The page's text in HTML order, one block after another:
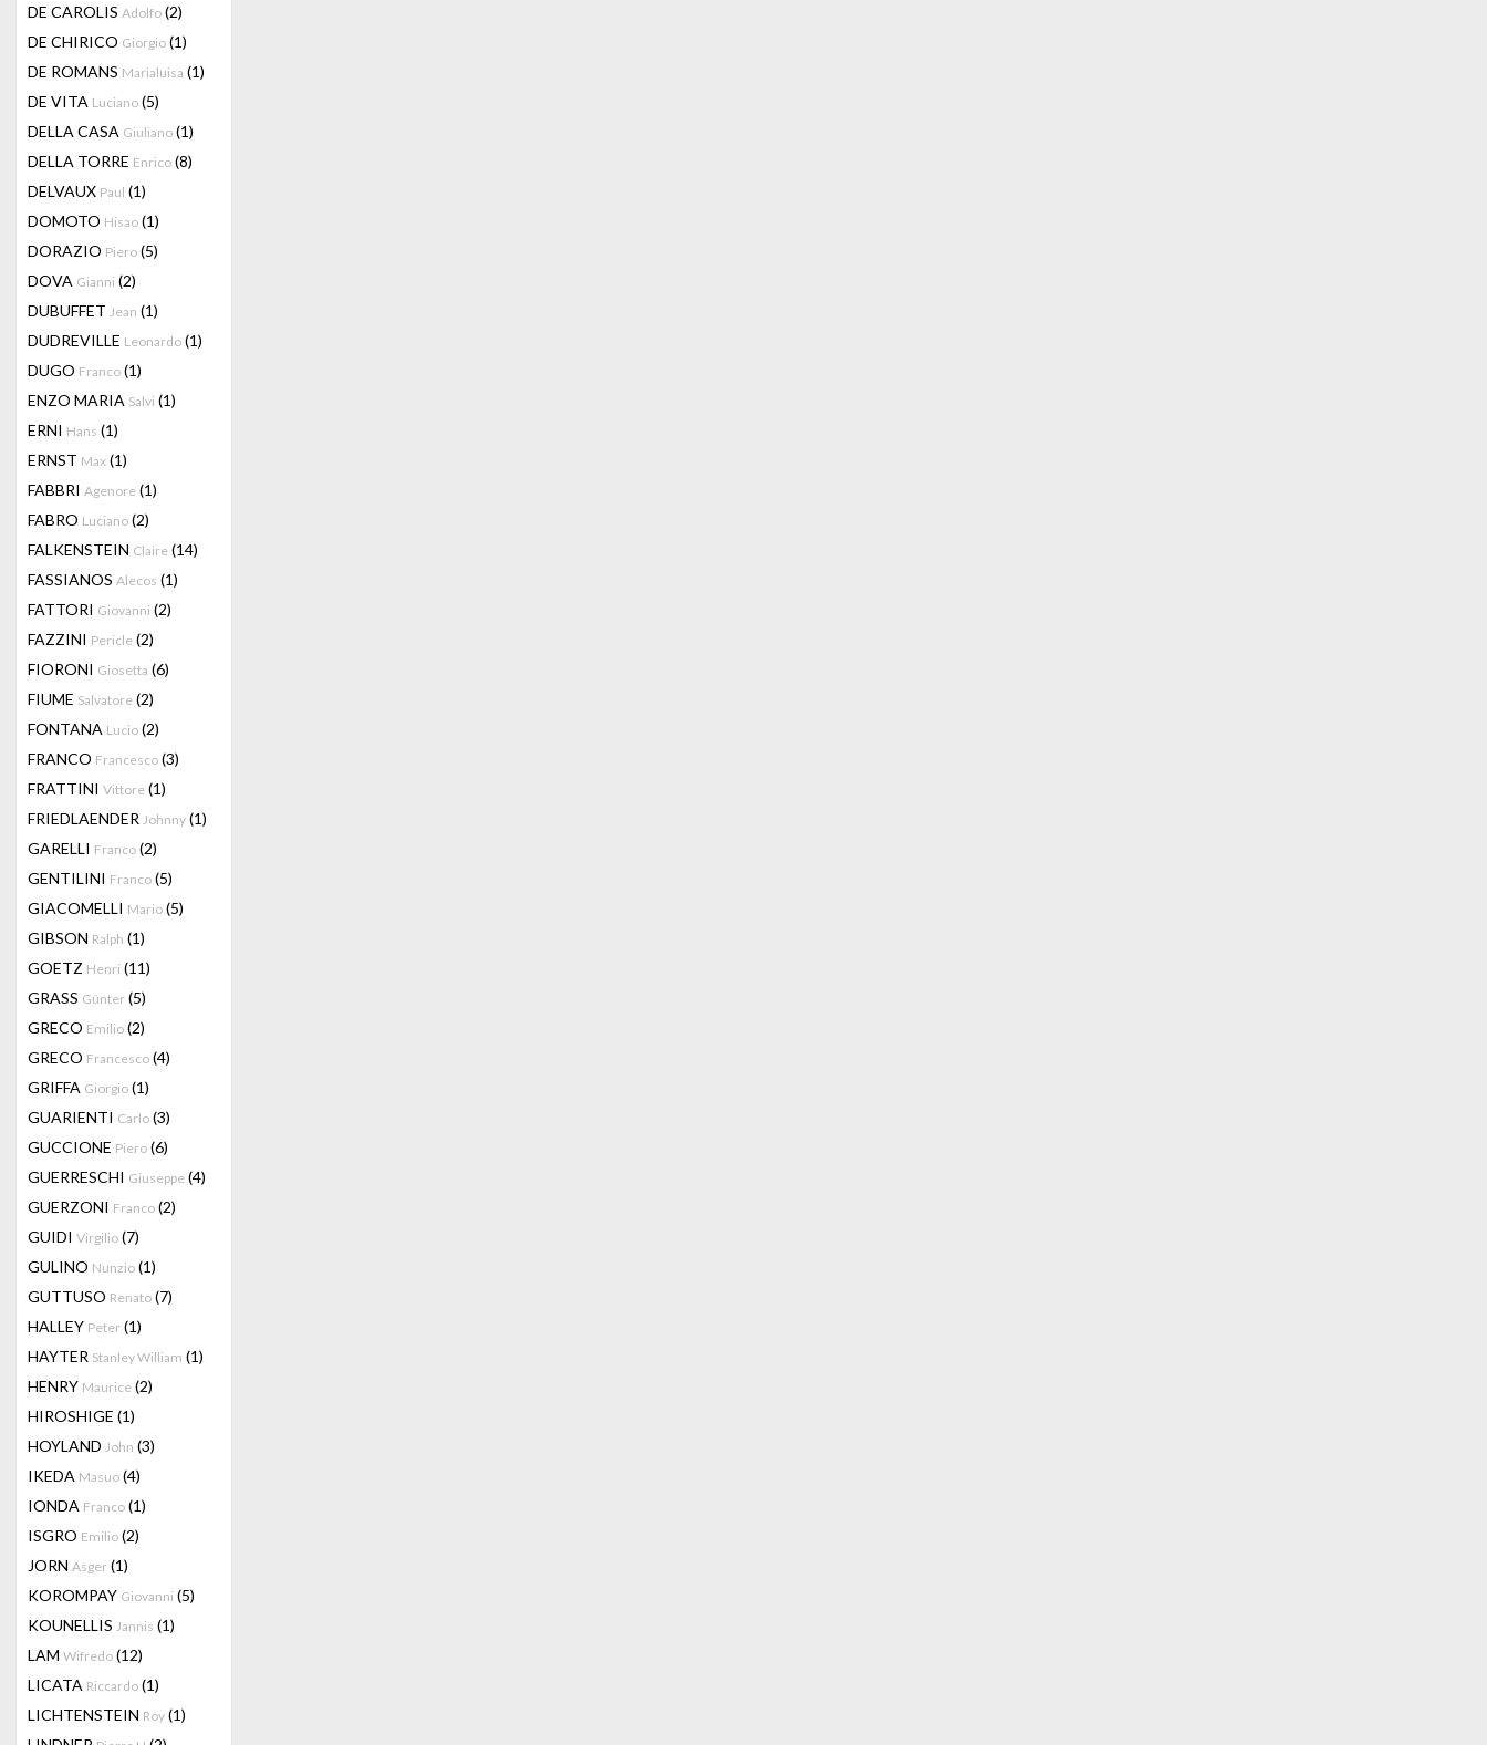
DE CAROLIS Adolfo (2)
DE CHIRICO Giorgio (1)
DE ROMANS Marialuisa (1)
DE VITA Luciano (5)
DELLA CASA Giuliano (1)
DELLA TORRE Enrico (8)
DELVAUX Paul (1)
DOMOTO Hisao (1)
DORAZIO Piero (5)
DOVA Gianni (2)
DUBUFFET Jean (1)
DUDREVILLE Leonardo (1)
DUGO Franco (1)
ENZO MARIA Salvi (1)
ERNI Hans (1)
ERNST Max (1)
FABBRI Agenore (1)
FABRO Luciano (2)
FALKENSTEIN Claire (14)
FASSIANOS Alecos (1)
FATTORI Giovanni (2)
FAZZINI Pericle (2)
FIORONI Giosetta (6)
FIUME Salvatore (2)
FONTANA Lucio (2)
FRANCO Francesco (3)
FRATTINI Vittore (1)
FRIEDLAENDER Johnny (1)
GARELLI Franco (2)
GENTILINI Franco (5)
GIACOMELLI Mario (5)
GIBSON Ralph (1)
GOETZ Henri (11)
GRASS Günter (5)
GRECO Emilio (2)
GRECO Francesco (4)
GRIFFA Giorgio (1)
GUARIENTI Carlo (3)
GUCCIONE Piero (6)
GUERRESCHI Giuseppe (4)
GUERZONI Franco (2)
GUIDI Virgilio (7)
GULINO Nunzio (1)
GUTTUSO Renato (7)
HALLEY Peter (1)
HAYTER Stanley William (1)
HENRY Maurice (2)
HIROSHIGE (1)
HOYLAND John (3)
IKEDA Masuo (4)
IONDA Franco (1)
ISGRO Emilio (2)
JORN Asger (1)
KOROMPAY Giovanni (5)
KOUNELLIS Jannis (1)
LAM Wifredo (12)
LICATA Riccardo (1)
LICHTENSTEIN Roy (1)